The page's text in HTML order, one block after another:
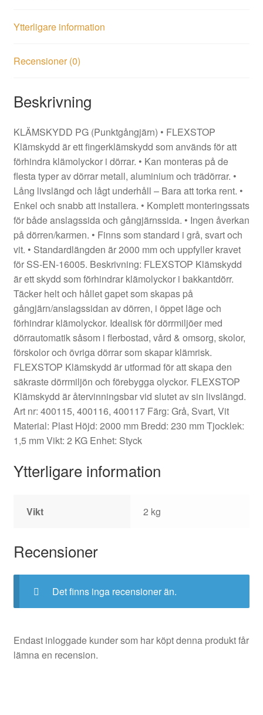
Ytterligare information
Recensioner (0)
Beskrivning
KLÄMSKYDD PG (Punktgångjärn) • FLEXSTOP
Klämskydd är ett fingerklämskydd som används för att
förhindra klämolyckor i dörrar. • Kan monteras på de
flesta typer av dörrar metall, aluminium och trädörrar. •
Lång livslängd och lågt underhåll – Bara att torka rent. •
Enkel och snabb att installera. • Komplett monteringssats
för både anslagssida och gångjärnssida. • Ingen åverkan
på dörren/karmen. • Finns som standard i grå, svart och
vit. • Standardlängden är 2000 mm och uppfyller kravet
för SS-EN-16005. Beskrivning: FLEXSTOP Klämskydd
är ett skydd som förhindrar klämolyckor i bakkantdörr.
Täcker helt och hållet gapet som skapas på
gångjärn/anslagssidan av dörren, i öppet läge och
förhindrar klämolyckor. Idealisk för dörrmiljöer med
dörrautomatik såsom i flerbostad, vård & omsorg, skolor,
förskolor och övriga dörrar som skapar klämrisk.
FLEXSTOP Klämskydd är utformad för att skapa den
säkraste dörrmiljön och förebygga olyckor. FLEXSTOP
Klämskydd är återvinningsbar vid slutet av sin livslängd.
Art nr: 400115, 400116, 400117 Färg: Grå, Svart, Vit
Material: Plast Höjd: 2000 mm Bredd: 230 mm Tjocklek:
1,5 mm Vikt: 2 KG Enhet: Styck
Ytterligare information
Vikt 2 kg
Recensioner
Det finns inga recensioner än.
Endast inloggade kunder som har köpt denna produkt får
lämna en recension.